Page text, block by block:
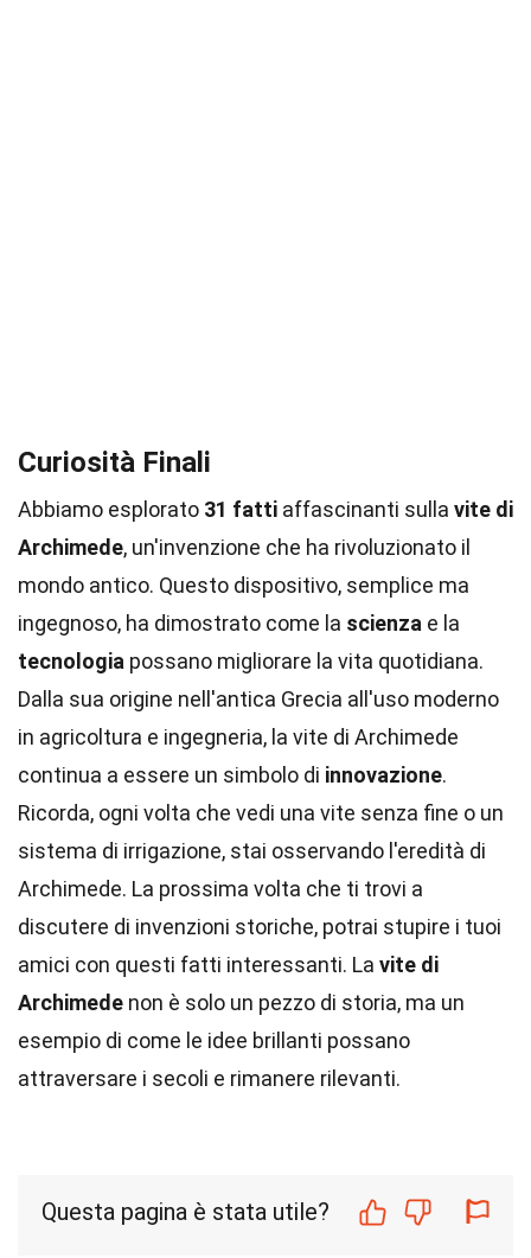
Curiosità Finali
Abbiamo esplorato 31 fatti affascinanti sulla vite di
Archimede, un'invenzione che ha rivoluzionato il
mondo antico. Questo dispositivo, semplice ma
ingegnoso, ha dimostrato come la scienza e la
tecnologia possano migliorare la vita quotidiana.
Dalla sua origine nell'antica Grecia all'uso moderno
in agricoltura e ingegneria, la vite di Archimede
continua a essere un simbolo di innovazione.
Ricorda, ogni volta che vedi una vite senza fine o un
sistema di irrigazione, stai osservando l'eredità di
Archimede. La prossima volta che ti trovi a
discutere di invenzioni storiche, potrai stupire i tuoi
amici con questi fatti interessanti. La vite di
Archimede non è solo un pezzo di storia, ma un
esempio di come le idee brillanti possano
attraversare i secoli e rimanere rilevanti.
Questa pagina è stata utile?